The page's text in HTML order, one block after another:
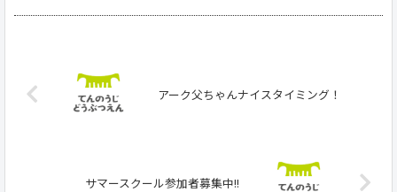
アーク父ちゃんナイスタイミング！
サマースクール参加者募集中!!